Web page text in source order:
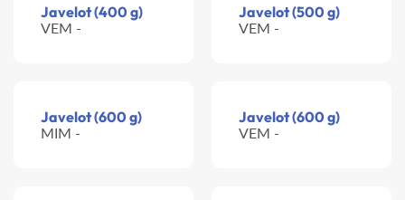
Javelot (400 g)
VEM -
Javelot (500 g)
VEM -
Javelot (600 g)
MIM -
Javelot (600 g)
VEM -